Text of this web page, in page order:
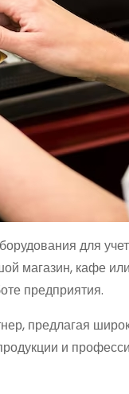
для
магазин, кафе
предприятия.
предлагая
и